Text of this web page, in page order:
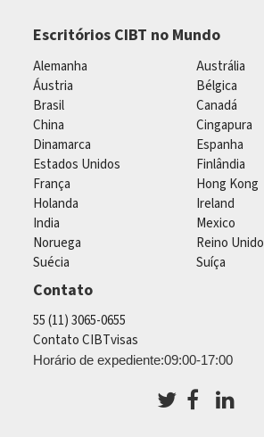
Escritórios CIBT no Mundo
Alemanha
Austrália
Áustria
Bélgica
Brasil
Canadá
China
Cingapura
Dinamarca
Espanha
Estados Unidos
Finlândia
França
Hong Kong
Holanda
Ireland
India
Mexico
Noruega
Reino Unido
Suécia
Suíça
Contato
55 (11) 3065-0655
Contato CIBTvisas
Horário de expediente:09:00-17:00